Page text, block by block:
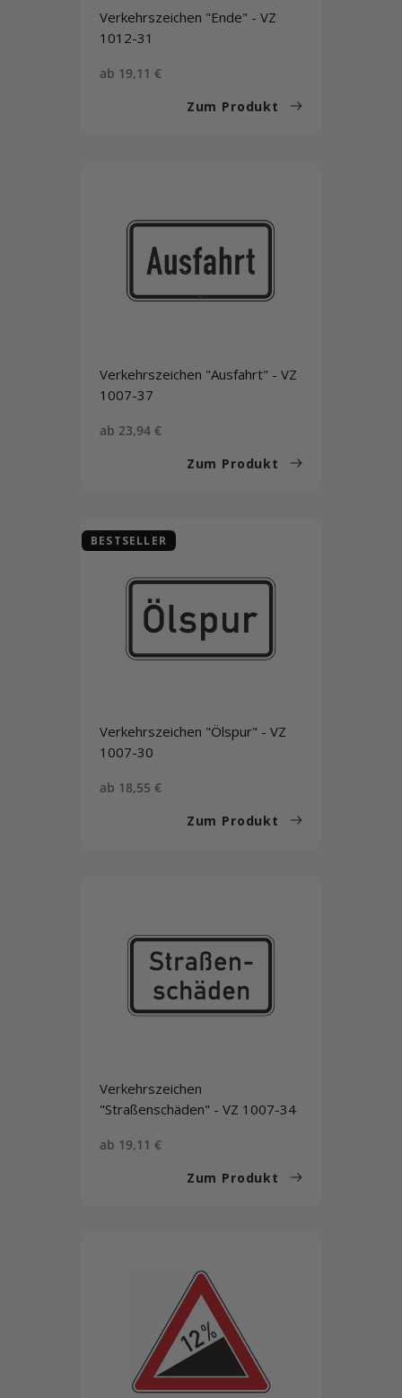
Verkehrszeichen "Ende" - VZ
1012-31
Sonderpreis
ab 19,11 €
Zum Produkt
Verkehrszeichen "Ausfahrt" - VZ
1007-37
Sonderpreis
ab 23,94 €
Zum Produkt
BESTSELLER
Verkehrszeichen "Ölspur" - VZ
1007-30
Sonderpreis
ab 18,55 €
Zum Produkt
Verkehrszeichen
"Straßenschäden" - VZ 1007-34
Sonderpreis
ab 19,11 €
Zum Produkt